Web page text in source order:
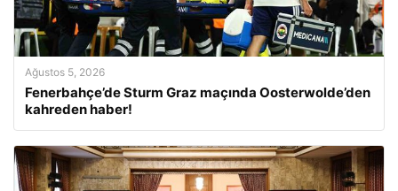
Ağustos 5, 2026
Fenerbahçe’de Sturm Graz maçında Oosterwolde’den
kahreden haber!